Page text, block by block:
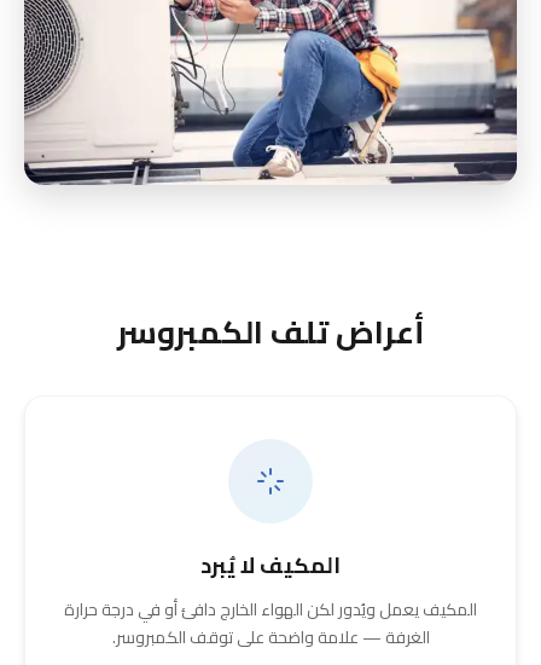
أعراض تلف الكمبروسر
المكيف لا يُبرد
المكيف يعمل ويُدور لكن الهواء الخارج دافئ أو في درجة حرارة
الغرفة — علامة واضحة على توقف الكمبروسر.